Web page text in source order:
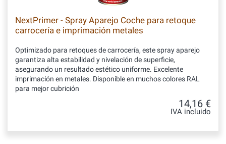
NextPrimer - Spray Aparejo Coche para retoque
carrocería e imprimación metales
Optimizado para retoques de carrocería, este spray aparejo
garantiza alta estabilidad y nivelación de superficie,
asegurando un resultado estético uniforme. Excelente
imprimación en metales. Disponible en muchos colores RAL
para mejor cubrición
14,16 €
IVA incluido